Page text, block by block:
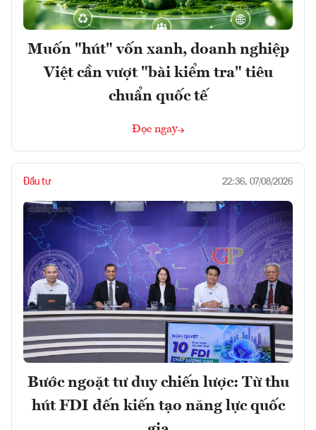
Muốn "hút" vốn xanh, doanh nghiệp
Việt cần vượt "bài kiểm tra" tiêu
chuẩn quốc tế
Đọc ngay
Đầu tư 22:36, 07/08/2026
Bước ngoặt tư duy chiến lược: Từ thu
hút FDI đến kiến tạo năng lực quốc